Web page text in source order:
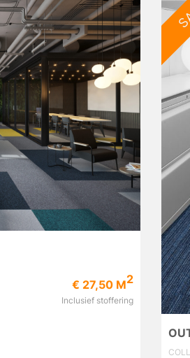
€ 27,50 M2
Inclusief stoffering